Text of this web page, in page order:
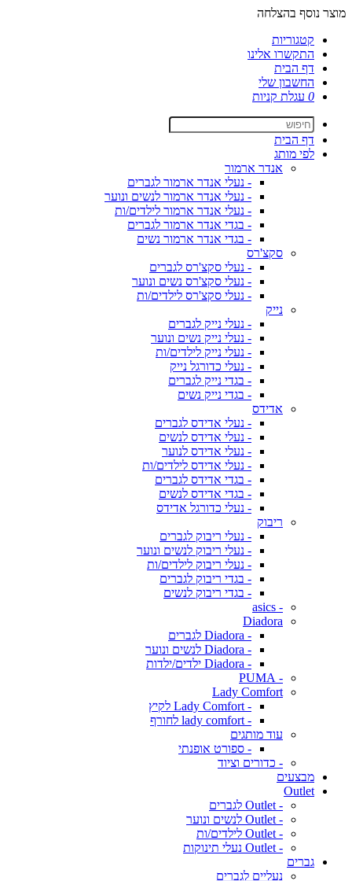
מוצר נוסף בהצלחה
קטגוריות
התקשרו אלינו
דף הבית
החשבון שלי
0 עגלת קניות
דף הבית
לפי מותג
אנדר ארמור
- נעלי אנדר ארמור לגברים
- נעלי אנדר ארמור לנשים ונוער
- נעלי אנדר ארמור לילדים/ות
- בגדי אנדר ארמור לגברים
- בגדי אנדר ארמור נשים
סקצ'רס
- נעלי סקצ'רס לגברים
- נעלי סקצ'רס נשים ונוער
- נעלי סקצ'רס לילדים/ות
נייק
- נעלי נייק לגברים
- נעלי נייק נשים ונוער
- נעלי נייק לילדים/ות
- נעלי כדורגל נייק
- בגדי נייק לגברים
- בגדי נייק נשים
אדידס
- נעלי אדידס לגברים
- נעלי אדידס לנשים
- נעלי אדידס לנוער
- נעלי אדידס לילדים/ות
- בגדי אדידס לגברים
- בגדי אדידס לנשים
- נעלי כדורגל אדידס
ריבוק
- נעלי ריבוק לגברים
- נעלי ריבוק לנשים ונוער
- נעלי ריבוק לילדים/ות
- בגדי ריבוק לגברים
- בגדי ריבוק לנשים
- asics
Diadora
- Diadora לגברים
- Diadora לנשים ונוער
- Diadora ילדים/ילדות
- PUMA
Lady Comfort
- Lady Comfort לקיץ
- lady comfort לחורף
עוד מותגים
- ספורט אופנתי
- כדורים וציוד
מבצעים
Outlet
- Outlet לגברים
- Outlet לנשים ונוער
- Outlet לילדים/ות
- Outlet נעלי תינוקות
גברים
נעליים לגברים